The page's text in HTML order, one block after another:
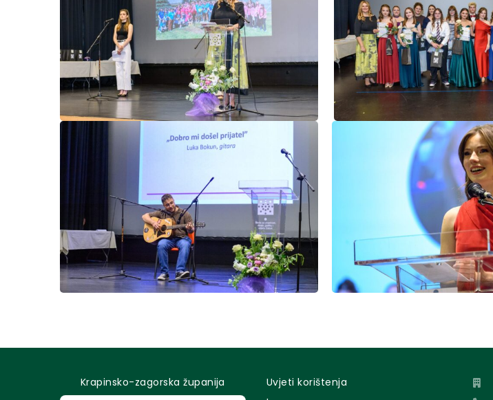
Krapinsko-zagorska županija
Uvjeti korištenja